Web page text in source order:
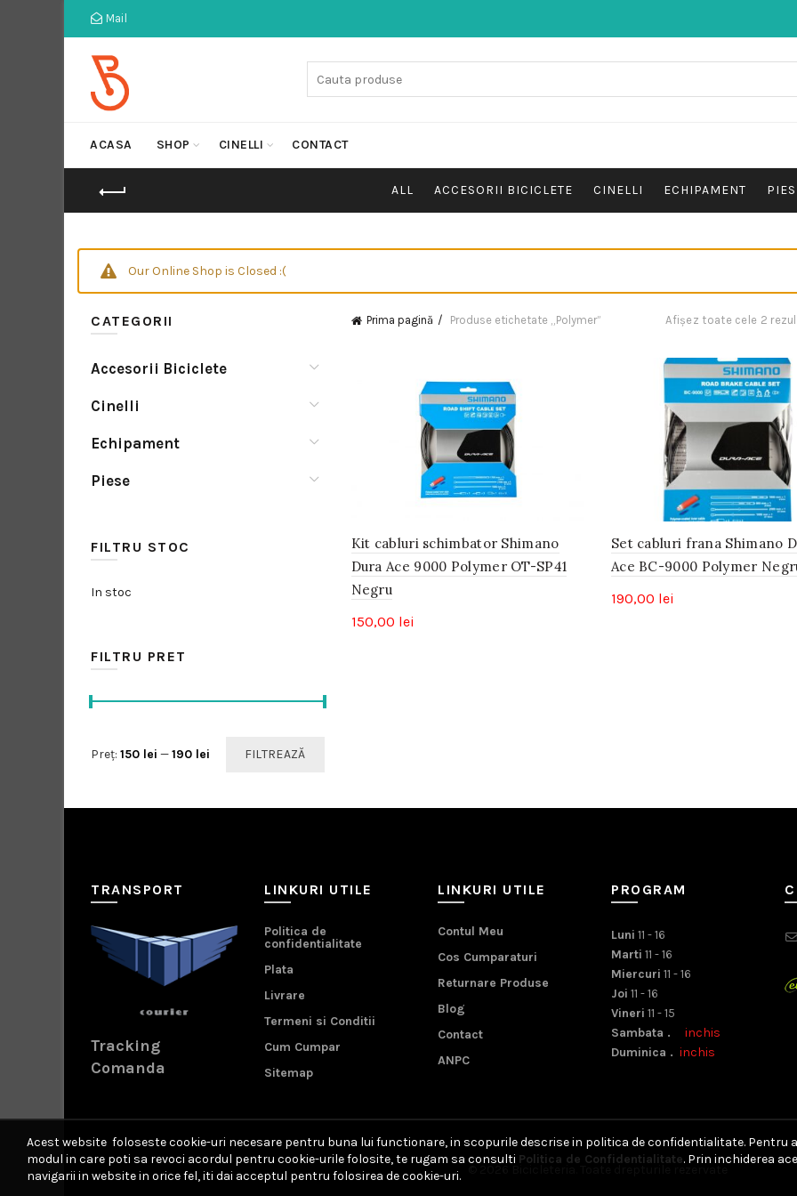
Mail
ACASA SHOP CINELLI CONTACT
ALL ACCESORII BICICLETE CINELLI ECHIPAMENT
Our Online Shop is Closed :(
Prima pagină Produse etichetate „Polymer” Afișez toate cele 2
Kit cabluri schimbator Shimano
Dura Ace 9000 Polymer OT-SP41
Negru
150,00 lei
Set cabluri frana Shimano
Ace BC-9000 Polymer
190,00 lei
CATEGORII
Accesorii Biciclete
Cinelli
Echipament
Piese
FILTRU STOC
In stoc
FILTRU PRET
Preț
Preț
FILTREAZĂ
Preț: 150 lei —190 lei
TRANSPORT
Tracking
Comanda
LINKURI UTILE
Politica de
confidentialitate
Plata
Livrare
Termeni si Conditii
Cum Cumpar
Sitemap
LINKURI UTILE
Contul Meu
Cos Cumparaturi
Returnare Produse
Blog
Contact
ANPC
PROGRAM
Luni 11 - 16
Marti 11 - 16
Miercuri 11 - 16
Joi 11 - 16
Vineri 11 - 15
Sambata . inchis
Duminica . inchis
Acest website foloseste cookie-uri necesare pentru buna lui functionare, in scopurile descrise in politica de confidentialitate. Pentru
modul in care poti sa revoci acordul pentru cookie-urile folosite, te rugam sa consulti Politica de Confidentialitate. Prin inchiderea
navigarii in website in orice fel, iti dai acceptul pentru folosirea de cookie-uri.